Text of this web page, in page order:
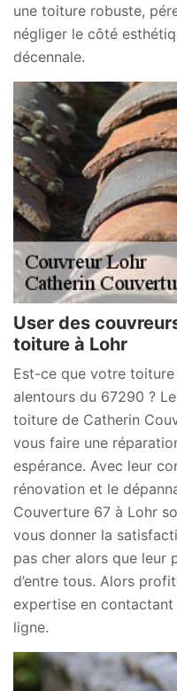
une toiture robuste,
négliger le côté
décennale.
User des
toiture à Lohr
Est-ce que votre toiture
alentours du 67290 ?
toiture de Catherin
vous faire une
espérance. Avec leur
rénovation et le
Couverture 67 à Lohr
vous donner la
pas cher alors que leur
d’entre tous. Alors
expertise en
ligne.